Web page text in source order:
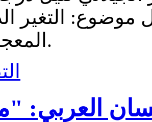
موضوع: التغير
المعجم العربي.
العربي: